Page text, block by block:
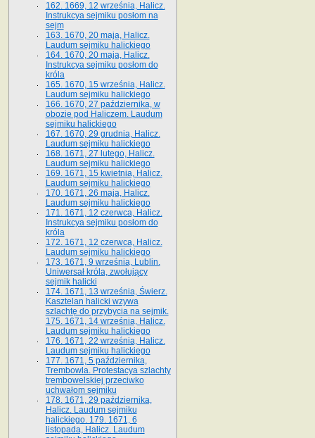
162. 1669, 12 września, Halicz.
Instrukcya sejmiku posłom na
sejm
163. 1670, 20 maja, Halicz.
Laudum sejmiku halickiego
164. 1670, 20 maja, Halicz.
Instrukcya sejmiku posłom do
króla
165. 1670, 15 września, Halicz.
Laudum sejmiku halickiego
166. 1670, 27 października, w
obozie pod Haliczem. Laudum
sejmiku halickiego
167. 1670, 29 grudnia, Halicz.
Laudum sejmiku halickiego
168. 1671, 27 lutego, Halicz.
Laudum sejmiku halickiego
169. 1671, 15 kwietnia, Halicz.
Laudum sejmiku halickiego
170. 1671, 26 maja, Halicz.
Laudum sejmiku halickiego
171. 1671, 12 czerwca, Halicz.
Instrukcya sejmiku posłom do
króla
172. 1671, 12 czerwca, Halicz.
Laudum sejmiku halickiego
173. 1671, 9 września, Lublin.
Uniwersał króla, zwołujący
sejmik halicki
174. 1671, 13 września, Świerz.
Kasztelan halicki wzywa
szlachtę do przybycia na sejmik.
175. 1671, 14 września, Halicz.
Laudum sejmiku halickiego
176. 1671, 22 września, Halicz.
Laudum sejmiku halickiego
177. 1671, 5 października,
Trembowla. Protestacya szlachty
trembowelskiej przeciwko
uchwałom sejmiku
178. 1671, 29 października,
Halicz. Laudum sejmiku
halickiego. 179. 1671, 6
listopada, Halicz. Laudum